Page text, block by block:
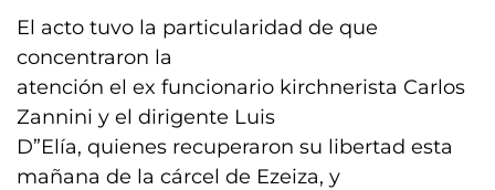
El acto tuvo la particularidad de que
concentraron la
atención el ex funcionario kirchnerista Carlos
Zannini y el dirigente Luis
D”Elía, quienes recuperaron su libertad esta
mañana de la cárcel de Ezeiza, y